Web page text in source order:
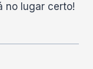
no lugar certo!